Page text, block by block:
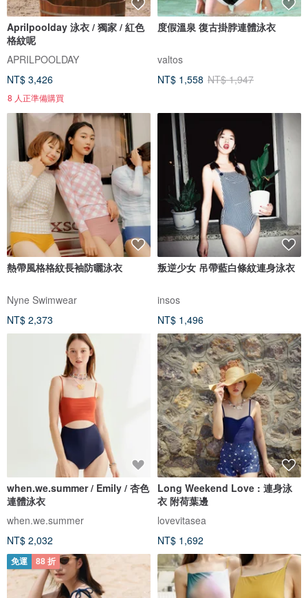
Aprilpoolday 泳衣 / 獨家 / 紅色
格紋呢
APRILPOOLDAY
NT$ 3,426
8 人正準備購買
度假溫泉 復古掛脖連體泳衣
valtos
NT$ 1,558 NT$ 1,947
熱帶風格格紋長袖防曬泳衣
Nyne Swimwear
NT$ 2,373
叛逆少女 吊帶藍白條紋連身泳衣
insos
NT$ 1,496
when.we.summer / Emily / 杏色
連體泳衣
when.we.summer
NT$ 2,032
Long Weekend Love : 連身泳
衣 附荷葉邊
lovevitasea
NT$ 1,692
免運 88 折